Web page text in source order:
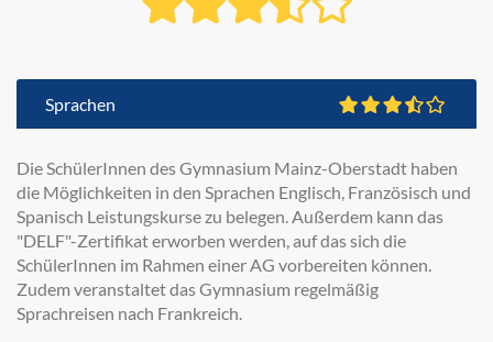
Sprachen
Die SchülerInnen des Gymnasium Mainz-Oberstadt haben
die Möglichkeiten in den Sprachen Englisch, Französisch und
Spanisch Leistungskurse zu belegen. Außerdem kann das
"DELF"-Zertifikat erworben werden, auf das sich die
SchülerInnen im Rahmen einer AG vorbereiten können.
Zudem veranstaltet das Gymnasium regelmäßig
Sprachreisen nach Frankreich.